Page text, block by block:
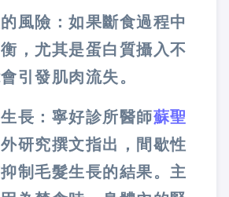
風險：如果斷食過程中
，尤其是蛋白質攝入不
引發肌肉流失。
長：寧好診所醫師蘇聖
研究撰文指出，間歇性
制毛髮生長的結果。主